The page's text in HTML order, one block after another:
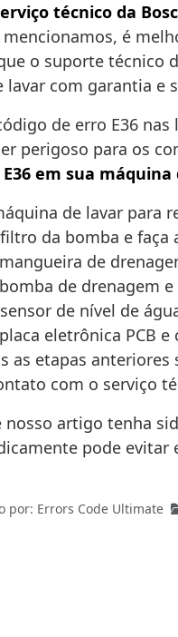
técnico da
mencionamos, é
o suporte técnico
lavar com garantia e
de erro E36
perigoso para os
em sua máquina
de lavar para
da bomba e faça
de
de drenagem
de nível de
eletrônica PCB
as etapas
com o serviço
nosso artigo tenha
pode
por: Errors Code Ultimate
Máquina de lavar - erro